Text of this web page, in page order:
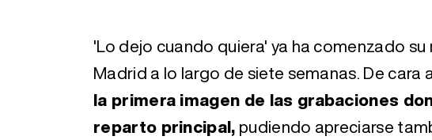
'Lo dejo cuando quiera' ya ha comenzado
Madrid a lo largo de siete semanas. De cara
la primera imagen de las grabaciones
reparto principal,pudiendo apreciarse